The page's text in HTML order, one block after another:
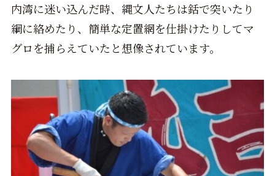
内湾に迷い込んだ時、縄文人たちは銛で突いたり
綱に絡めたり、簡単な定置網を仕掛けたりしてマ
グロを捕らえていたと想像されています。